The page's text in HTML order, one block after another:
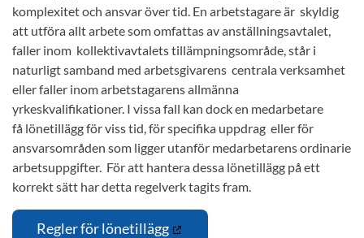
komplexitet och ansvar över tid. En arbetstagare är skyldig
att utföra allt arbete som omfattas av anställningsavtalet,
faller inom kollektivavtalets tillämpningsområde, står i
naturligt samband med arbetsgivarens centrala verksamhet
eller faller inom arbetstagarens allmänna
yrkeskvalifikationer. I vissa fall kan dock en medarbetare
få lönetillägg för viss tid, för specifika uppdrag eller för
ansvarsområden som ligger utanför medarbetarens ordinarie
arbetsuppgifter. För att hantera dessa lönetillägg på ett
korrekt sätt har detta regelverk tagits fram.
Regler för lönetillägg